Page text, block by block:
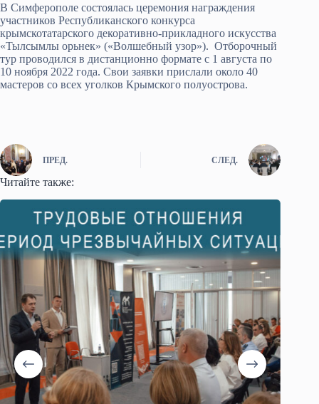
В Симферополе состоялась церемония награждения
участников Республиканского конкурса
крымскотатарского декоративно-прикладного искусства
«Тылсымлы орьнек» («Волшебный узор»). Отборочный
тур проводился в дистанционно формате с 1 августа по
10 ноября 2022 года. Свои заявки прислали около 40
мастеров со всех уголков Крымского полуострова.
ПРЕД. СЛЕД.
Читайте также: